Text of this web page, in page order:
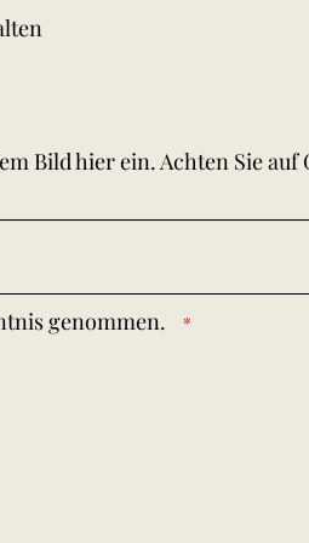
Bild hier ein. Achten Sie
genommen.